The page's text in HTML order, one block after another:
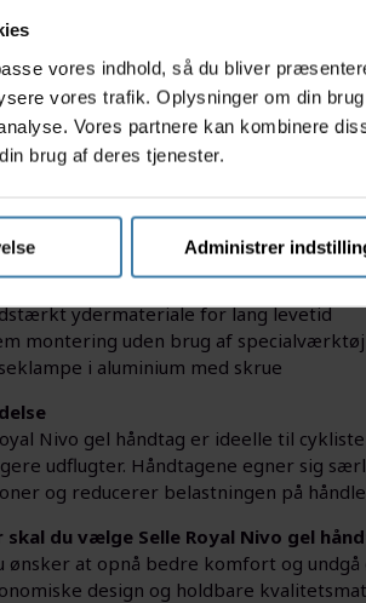
vores indhold, så du bliver
vores trafik. Oplysninger om din
Vores partnere kan kombinere
brug af deres tjenester.
Administrer
din cykeloplevelse med Selle Royal
materiale, hvilket giver dig optimal
cykelture, hvor greb og komfort
facts
polstring for ekstra komfort på lange
design støtter naturlig
ydermateriale for lang levetid
montering uden brug af specialværktøj
i aluminium med skrue
Nivo gel håndtag er ideelle til
udflugter. Håndtagene egner sig
og reducerer belastningen på
skal du vælge Selle Royal Nivo gel
ønsker at opnå bedre komfort og
design og holdbare